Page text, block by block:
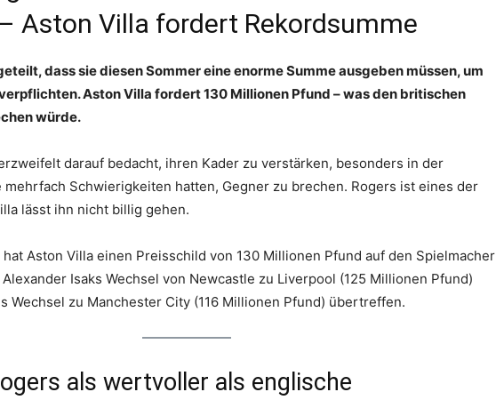
Aston Villa fordert Rekordsumme
dass sie diesen Sommer eine enorme Summe ausgeben müssen, um
Aston Villa fordert 130 Millionen Pfund – was den britischen
würde.
darauf bedacht, ihren Kader zu verstärken, besonders in der
Schwierigkeiten hatten, Gegner zu brechen. Rogers ist eines der
lässt ihn nicht billig gehen.
Aston Villa einen Preisschild von 130 Millionen Pfund auf den Spielmacher
Isaks Wechsel von Newcastle zu Liverpool (125 Millionen Pfund)
Wechsel zu Manchester City (116 Millionen Pfund) übertreffen.
als wertvoller als englische